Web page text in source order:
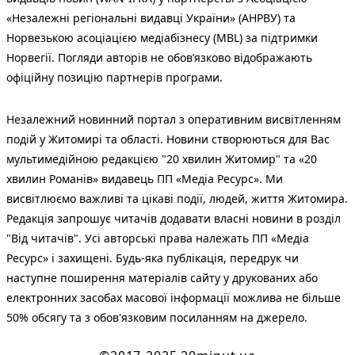
«Незалежні регіональні видавці України» (АНРВУ) та
Норвезькою асоціацією медіабізнесу (MBL) за підтримки
Норвегії. Погляди авторів не обов’язково відображають
офіційну позицію партнерів програми.
Незалежний новинний портал з оперативним висвітленням
подій у Житомирі та області. Новини створюються для Вас
мультимедійною редакцією "20 хвилин Житомир" та «20
хвилин Романів» видавець ПП «Медіа Ресурс». Ми
висвітлюємо важливі та цікаві події, людей, життя Житомира.
Редакція запрошує читачів додавати власні новини в розділ
"Від читачів". Усі авторські права належать ПП «Медіа
Ресурс» і захищені. Будь-яка публiкацiя, передрук чи
наступне поширення матеріалів сайту у друкованих або
електронних засобах масової інформації можлива не більше
50% обсягу та з обов'язковим посиланням на джерело.